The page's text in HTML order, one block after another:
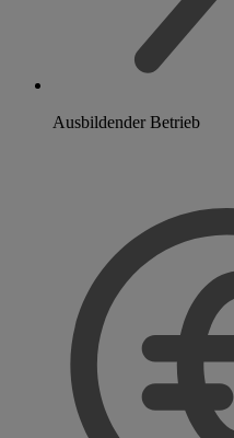
Ausbildender Betrieb